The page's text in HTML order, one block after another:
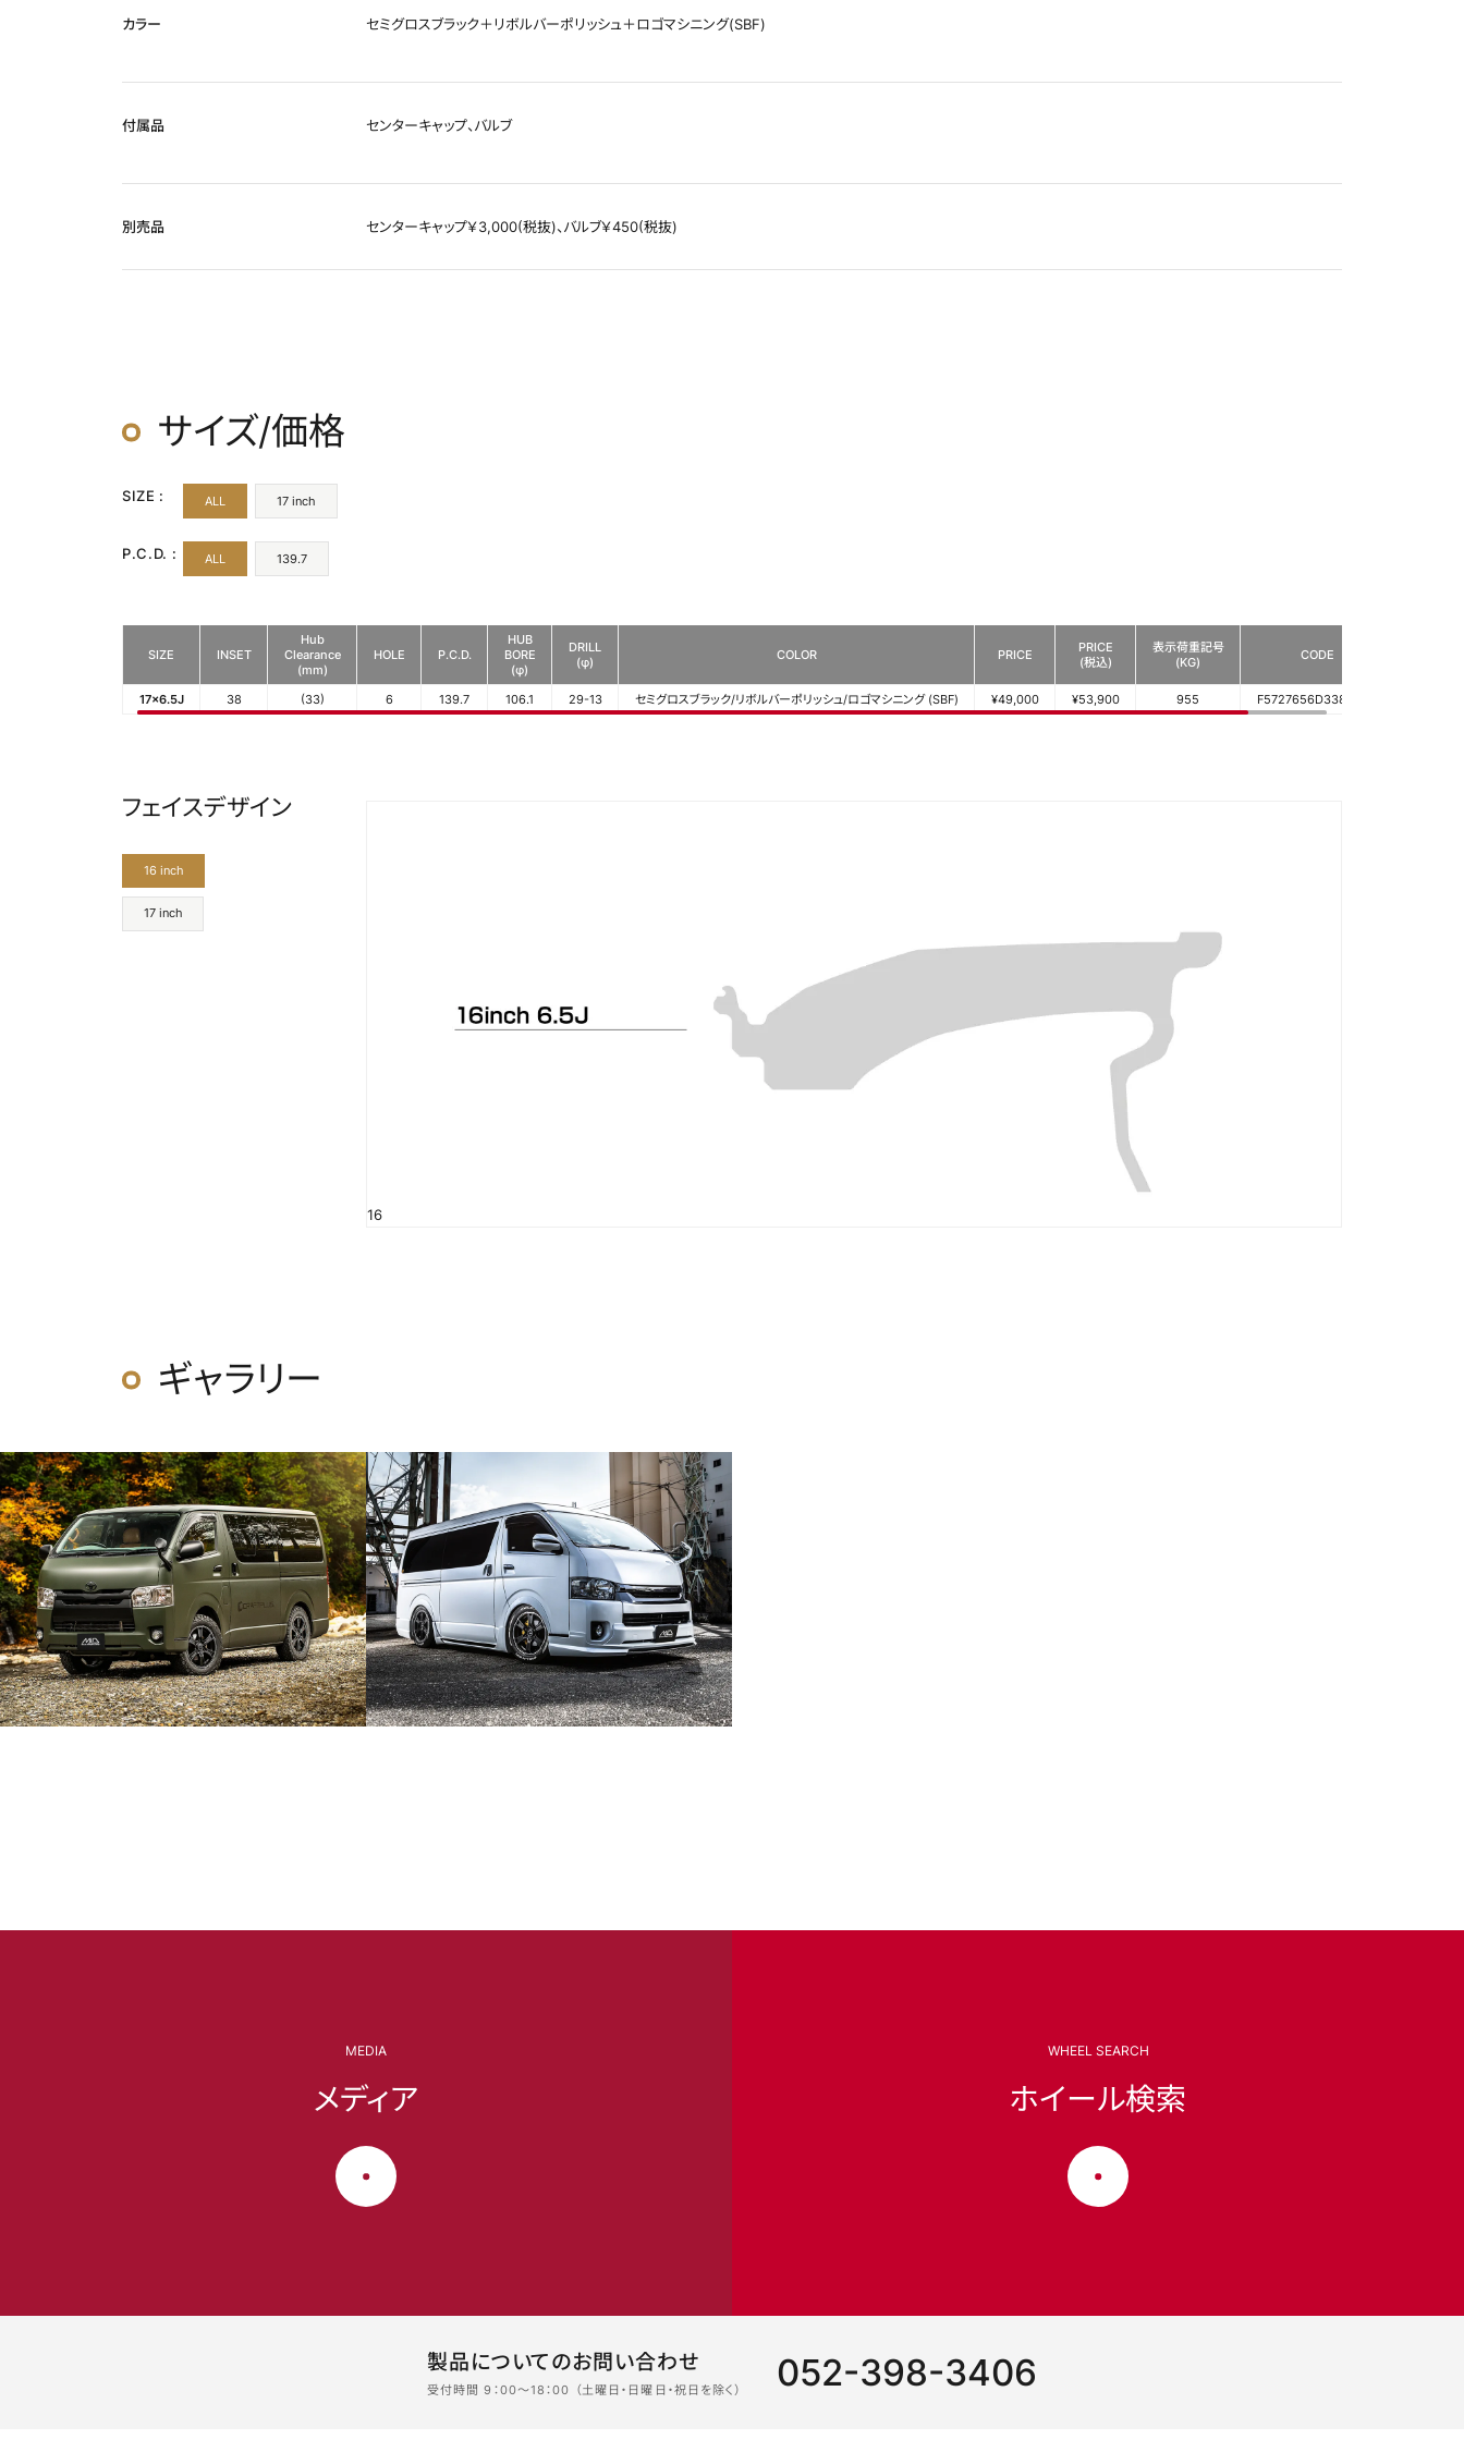
カラー セミグロスブラック＋リボルバーポリッシュ＋ロゴマシニング(SBF)
付属品 センターキャップ、バルブ
別売品 センターキャップ￥3,000(税抜)、バルブ￥450(税抜)
サイズ/価格
SIZE : ALL 17 inch
P.C.D. : ALL 139.7
SIZE INSET
Hub
Clearance
(mm)
HOLE P.C.D.
HUB
BORE
(φ)
DRILL
(φ)
COLOR PRICE
PRICE
(税込)
表示荷重記号
(KG)
CODE
17x6.5J 38 (33) 6 139.7 106.1 29-13 セミグロスブラック/リボルバーポリッシュ/ロゴマシニング (SBF) ¥49,000 ¥53,900 955 F5727656D338039N
フェイスデザイン
16 inch
17 inch
16
ギャラリー
MEDIA
メディア
WHEEL SEARCH
ホイール検索
製品についてのお問い合わせ
受付時間 9：00〜18：00 （土曜日・日曜日・祝日を除く） 052-398-3406